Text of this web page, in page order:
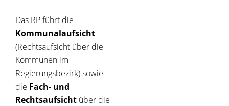
Das RP führt die
Kommunalaufsicht
(Rechtsaufsicht über die
Kommunen im
Regierungsbezirk) sowie
die Fach- und
Rechtsaufsicht über die